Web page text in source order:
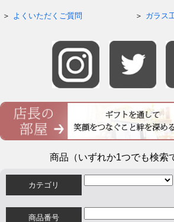
よくいただくご質問 ガラス
商品（いずれか1つでも検索
カテゴリ
商品番号